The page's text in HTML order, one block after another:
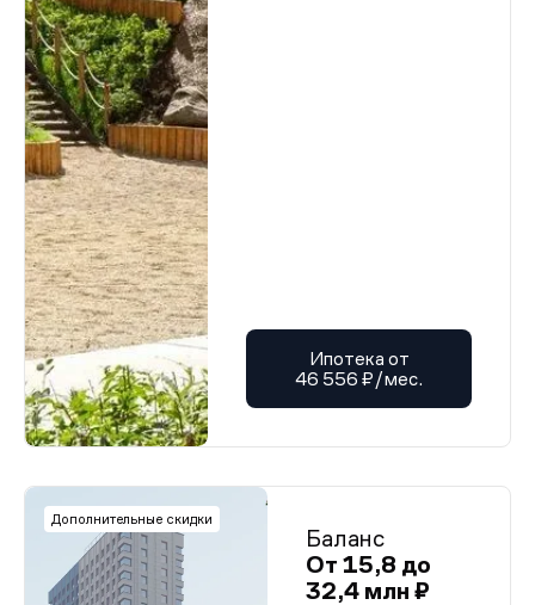
Ипотека от
46 556 ₽/мес.
Дополнительные скидки
Баланс
От 15,8 до
32,4 млн ₽